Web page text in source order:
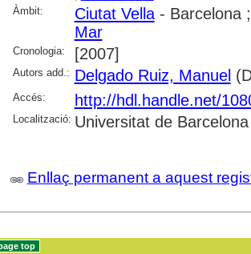
Àmbit:
Ciutat Vella- Barcelona
Mar
Cronologia: [2007]
Autors add.: Delgado Ruiz, Manuel
Accés: http://hdl.handle.net/
Localització: Universitat de Barcelona
Enllaç permanent a aquest